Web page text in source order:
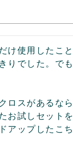
け使用したこ
りでした。で
ロスがあるな
試しセット
ップしたこ